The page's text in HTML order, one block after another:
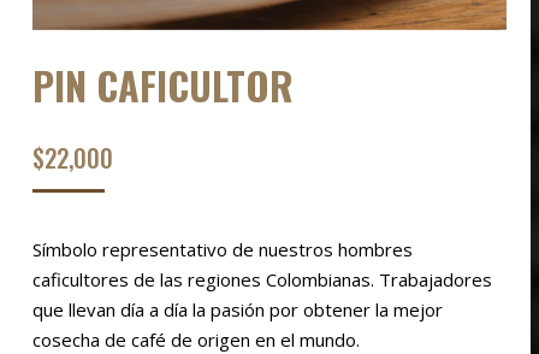
PIN CAFICULTOR
$22,000
Símbolo representativo de nuestros hombres
caficultores de las regiones Colombianas. Trabajadores
que llevan día a día la pasión por obtener la mejor
cosecha de café de origen en el mundo.